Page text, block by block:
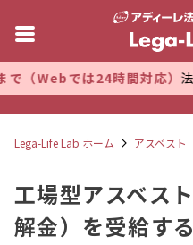
は24時間対応）法律相談の
Lega-Life Lab ホーム アスベスト
工場型アスベス
解金）を受給す